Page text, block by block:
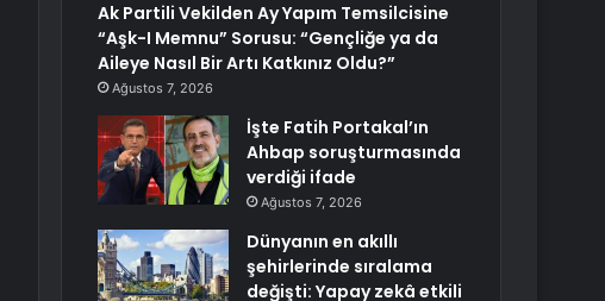
Ak Partili Vekilden Ay Yapım Temsilcisine
“Aşk-I Memnu” Sorusu: “Gençliğe ya da
Aileye Nasıl Bir Artı Katkınız Oldu?”
Ağustos 7, 2026
İşte Fatih Portakal’ın
Ahbap soruşturmasında
verdiği ifade
Ağustos 7, 2026
Dünyanın en akıllı
şehirlerinde sıralama
değişti: Yapay zekâ etkili